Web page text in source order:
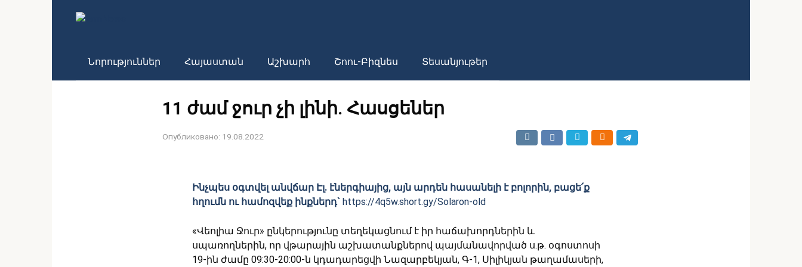
Նորություններ Հայաստան Աշխարհ Շոու-Բիզնես Տեսանյութեր
11 ժամ ջուր չի լինի. Հասցեներ
Опубликовано: 19.08.2022
Ինչպես օգտվել անվճար Էլ. էներգիայից, այն արդեն հասանելի է բոլորին, բացե՛ք
հղումն ու համոզվեք ինքներդ` https://4q5w.short.gy/Solaron-old
«Վեոլիա Ջուր» ընկերությունը տեղեկացնում է իր հաճախորդներին և
սպառողներին, որ վթարային աշխատանքներով պայմանավորված ս.թ. օգոստոսի
19-ին ժամը 09:30-20:00-ն կդադարեցվի Նազարբեկյան, Գ-1, Սիլիկյան թաղամասերի,